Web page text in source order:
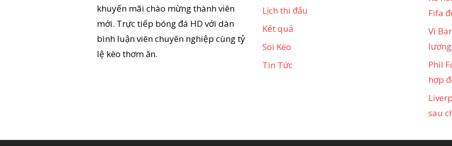
khuyến mãi chào mừng thành viên
mới. Trực tiếp bóng đá HD với dàn
bình luận viên chuyên nghiệp cùng tỷ
lệ kèo thơm ăn.
Lịch thi đấu
Kết quả
Soi Kèo
Tin Tức
Fifa
Vì
Phil
hợp
sau